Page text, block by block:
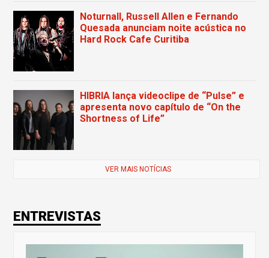
Noturnall, Russell Allen e Fernando
Quesada anunciam noite acústica no
Hard Rock Cafe Curitiba
HIBRIA lança videoclipe de “Pulse” e
apresenta novo capítulo de “On the
Shortness of Life”
VER MAIS NOTÍCIAS
ENTREVISTAS